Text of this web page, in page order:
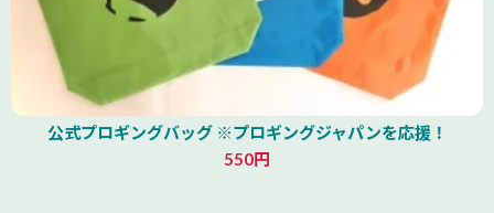
公式プロギングバッグ ※プロギングジャパンを応援！
550円